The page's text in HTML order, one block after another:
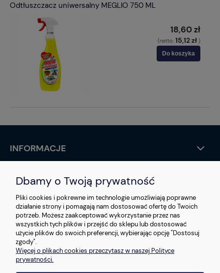
Odtłuszczacz uniwersalny MEGLIO 750 ML
18,60 zł
(netto: 15,12 zł )
Do koszyka
INFORMACJE
O NAS
KONTAKT
© 2026 FHU MIWA. Wszelkie prawa zastrzeżone
Dbamy o Twoją prywatność
Pliki cookies i pokrewne im technologie umożliwiają poprawne
działanie strony i pomagają nam dostosować ofertę do Twoich
potrzeb. Możesz zaakceptować wykorzystanie przez nas
wszystkich tych plików i przejść do sklepu lub dostosować
użycie plików do swoich preferencji, wybierając opcję "Dostosuj
zgody".
Więcej o plikach cookies przeczytasz w naszej Polityce
prywatności.